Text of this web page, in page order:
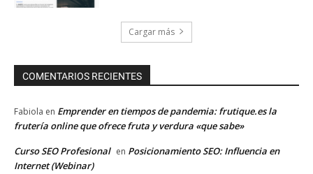
Cargar más
COMENTARIOS RECIENTES
Fabiola en Emprender en tiempos de pandemia: frutique.es la
frutería online que ofrece fruta y verdura «que sabe»
Curso SEO Profesional en Posicionamiento SEO: Influencia en
Internet (Webinar)